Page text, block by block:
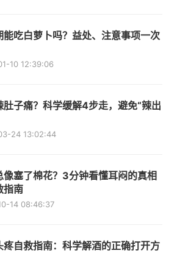
能吃白萝卜吗？益处、注意事项一次
10 12:39:06
肚子痛？科学缓解4步走，避免“辣出
24 13:02:44
像塞了棉花？3分钟看懂耳闷的真相
指南
14 08:46:37
疼自救指南：科学解酒的正确打开方